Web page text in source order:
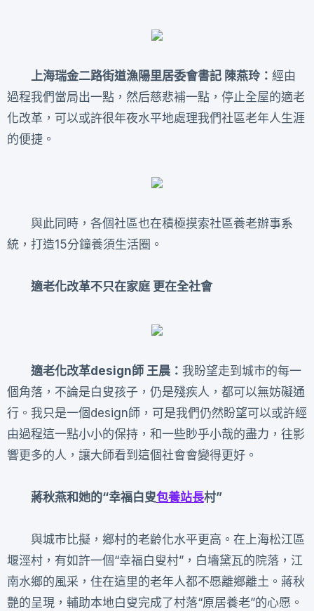
上海瑞金二路街道漁陽里居委會書記 陳燕玲： 經由
過程我們當局出一點，然后慈悲補一點，停止全屋的適老
化改革，可以或許很年夜水平地處理我們社區老年人生涯
的便捷。
與此同時，各個社區也在積極摸索社區養老辦事系
統，打造15分鐘養須生活圈。
適老化改革不只在家庭 更在全社會
適老化改革design師 王晨： 我盼望走到城市的每一
個角落，不論是白叟孩子，仍是殘疾人，都可以無妨礙通
行。我只是一個design師，可是我們仍然盼望可以或許經
由過程這一點小小的保持，和一些眇乎小哉的盡力，往影
響更多的人，讓大師看到這個社會會變得更好。
蔣秋燕和她的“幸福白叟包養站長村”
與城市比擬，鄉村的老齡化水平更高。在上海松江區
堰涇村，有如許一個“幸福白叟村”，白墻黛瓦的院落，江
南水鄉的風采，住在這里的老年人都不愿離鄉離土。蔣秋
艷的呈現，輔助本地白叟完成了村落“原居養老”的心愿。